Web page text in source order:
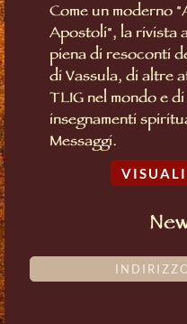
Come un moderno
Apostoli", la rivista
piena di resoconti
di Vassula, di altre
TLIG nel mondo e
insegnamenti
Messaggi.